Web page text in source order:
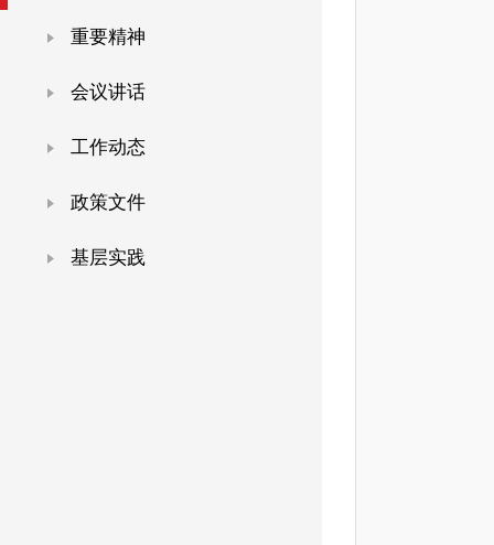
重要精神
会议讲话
工作动态
政策文件
基层实践